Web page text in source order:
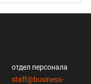
отдел персонала
staff@business-